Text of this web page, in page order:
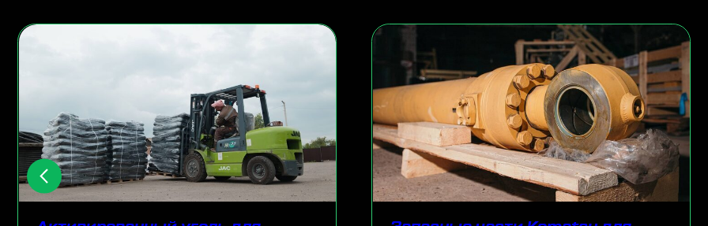
Активированный уголь для
золотодобывающих компаний
Подробнее
Запасные части Komatsu для
компании «Лензолото»
Подробнее